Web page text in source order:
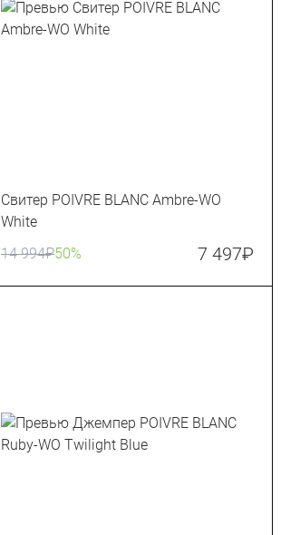
Свитер POIVRE BLANC Ambre-WO
White
14 994₽50% 7 497₽